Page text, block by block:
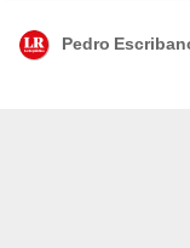
Pedro